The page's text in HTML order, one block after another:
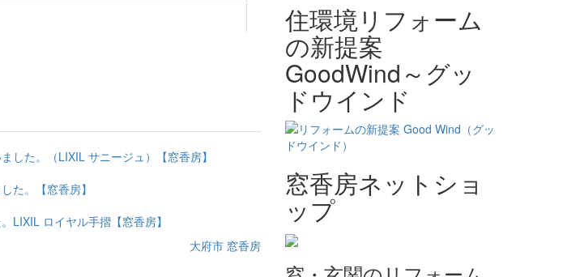
した。（LIXIL サニージュ）【窓香房】
た。【窓香房】
LIXIL ロイヤル手摺【窓香房】
大府市 窓香房
住環境リフォーム
の新提案
GoodWind～グッ
ドウインド
窓香房ネットショ
ップ